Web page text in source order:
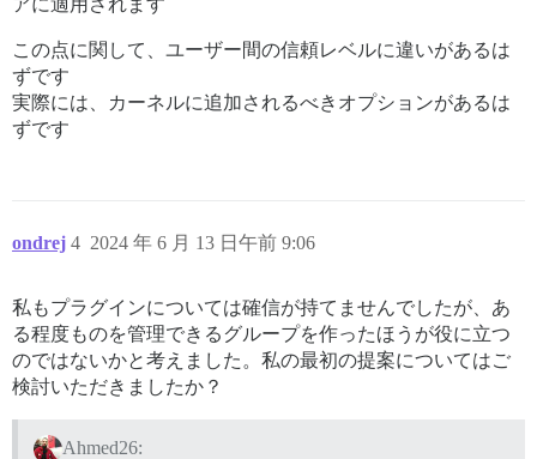
アに適用されます
この点に関して、ユーザー間の信頼レベルに違いがあるは
ずです
実際には、カーネルに追加されるべきオプションがあるは
ずです
ondrej 2024 年 6 月 13 日午前 9:06
4
私もプラグインについては確信が持てませんでしたが、あ
る程度ものを管理できるグループを作ったほうが役に立つ
のではないかと考えました。私の最初の提案についてはご
検討いただきましたか？
Ahmed26: